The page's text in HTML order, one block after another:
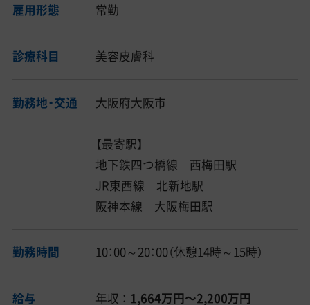
雇用形態 常勤
診療科目 美容皮膚科
勤務地・交通 大阪府大阪市
【最寄駅】
地下鉄四つ橋線 西梅田駅
JR東西線 北新地駅
阪神本線 大阪梅田駅
勤務時間 10：00～20：00（休憩14時～15時）
給与 年収 ： 1,664万円〜2,200万円